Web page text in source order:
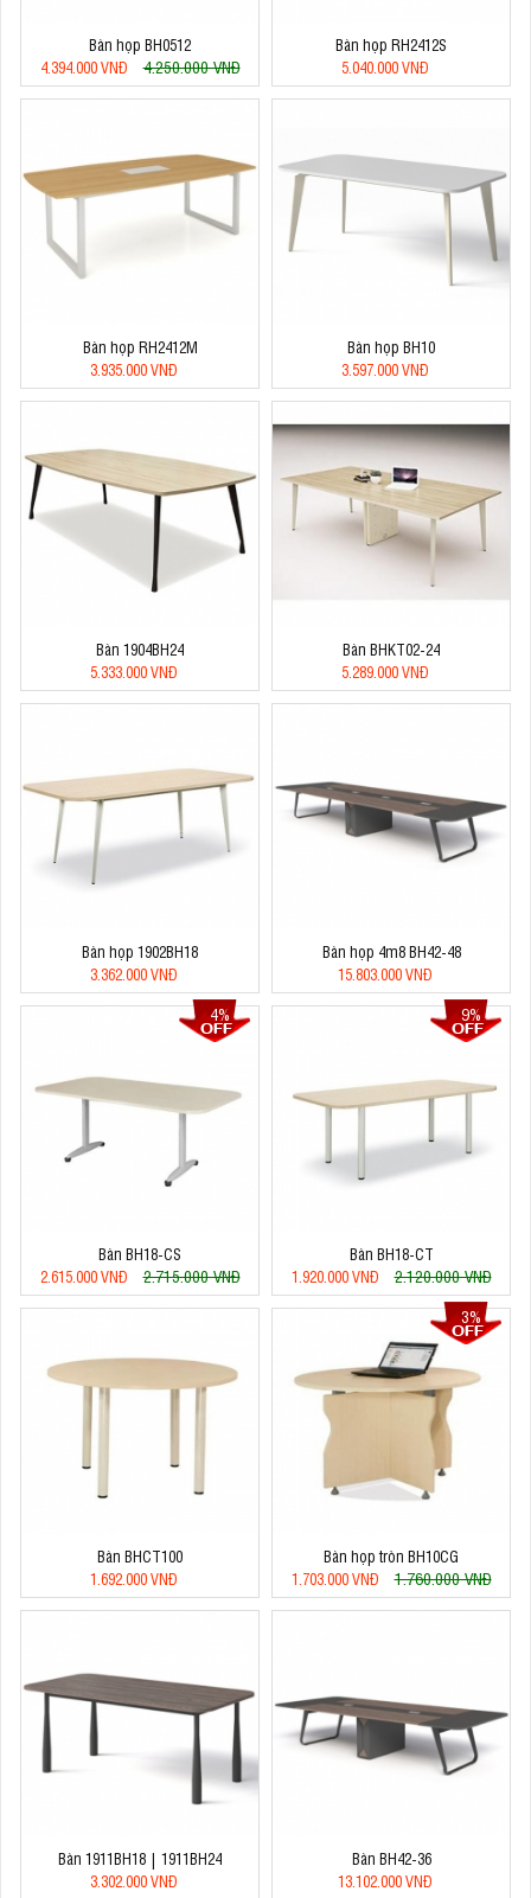
Bàn họp BH0512
4.394.000 VNĐ
4.250.000 VNĐ
Bàn họp RH2412S
5.040.000 VNĐ
Bàn họp RH2412M
3.935.000 VNĐ
Bàn họp BH10
3.597.000 VNĐ
Bàn 1904BH24
5.333.000 VNĐ
Bàn BHKT02-24
5.289.000 VNĐ
Bàn họp 1902BH18
3.362.000 VNĐ
Bàn họp 4m8 BH42-48
15.803.000 VNĐ
4%
Bàn BH18-CS
2.615.000 VNĐ
2.715.000 VNĐ
9%
Bàn BH18-CT
1.920.000 VNĐ
2.120.000 VNĐ
Bàn BHCT100
1.692.000 VNĐ
3%
Bàn họp tròn BH10CG
1.703.000 VNĐ
1.760.000 VNĐ
Bàn 1911BH18 | 1911BH24
3.302.000 VNĐ
Bàn BH42-36
13.102.000 VNĐ